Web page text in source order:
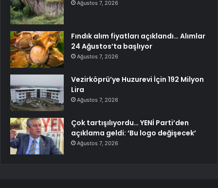
Ağustos 7, 2026
Fındık alım fiyatları açıklandı… Alımlar
24 Ağustos’ta başlıyor
Ağustos 7, 2026
Vezirköprü’ye Huzurevi İçin 192 Milyon
Lira
Ağustos 7, 2026
Çok tartışılıyordu… YENİ Parti’den
açıklama geldi: ‘Bu logo değişecek’
Ağustos 7, 2026